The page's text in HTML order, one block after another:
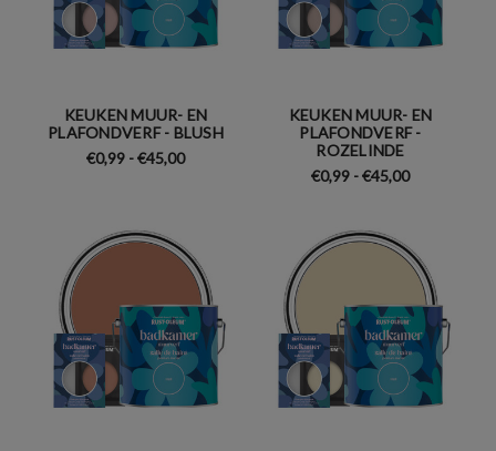
KEUKEN MUUR- EN
PLAFONDVERF - BLUSH
€0,99 - €45,00
KEUKEN MUUR- EN
PLAFONDVERF -
ROZELINDE
€0,99 - €45,00